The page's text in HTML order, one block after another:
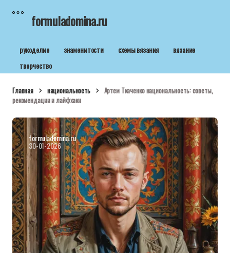
formuladomina.ru
рукоделие знаменитости схемы вязания
вязание
творчество
Главная национальность
Артем Ткаченко национальность: советы,
рекомендации и лайфхаки
formuladomina.ru
30-01-2026